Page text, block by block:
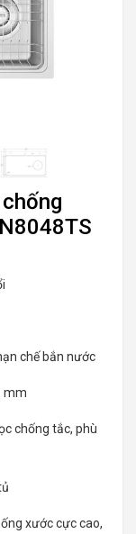
chế bắn nước
mm
chống tắc, phù
xước cực cao,